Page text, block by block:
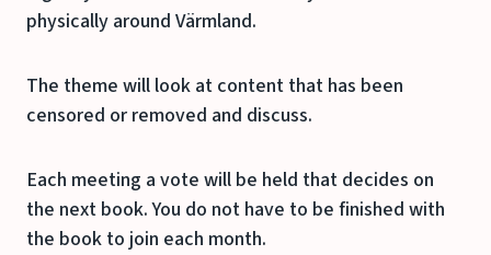
physically around Värmland.
The theme will look at content that has been
censored or removed and discuss.
Each meeting a vote will be held that decides on
the next book. You do not have to be finished with
the book to join each month.